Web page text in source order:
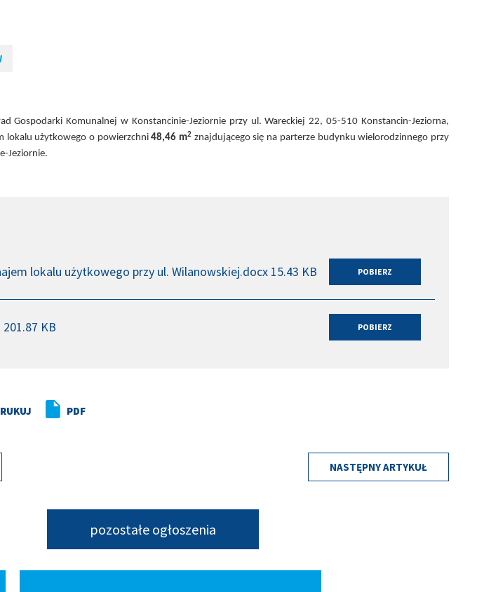
Gospodarki Komunalnej w Konstancinie-Jeziornie przy ul. Wareckiej 22, 05-510 Konstancin-Jeziorna,
lokalu użytkowego o powierzchni48,46 m2 znajdującego się na parterze budynku wielorodzinnego przy
Jeziornie.
lokalu użytkowego przy ul. Wilanowskiej.docx 15.43 KB
KB
PDF
NASTĘPNY ARTYKUŁ
pozostałe ogłoszenia